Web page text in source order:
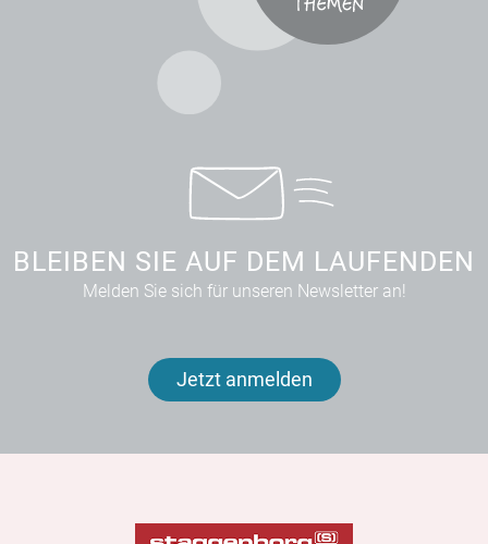
BLEIBEN SIE AUF DEM LAUFENDEN
Melden Sie sich für unseren Newsletter an!
Jetzt anmelden